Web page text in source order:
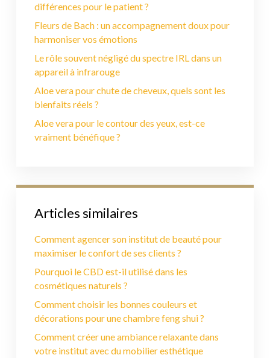
différences pour le patient ?
Fleurs de Bach : un accompagnement doux pour
harmoniser vos émotions
Le rôle souvent négligé du spectre IRL dans un
appareil à infrarouge
Aloe vera pour chute de cheveux, quels sont les
bienfaits réels ?
Aloe vera pour le contour des yeux, est-ce
vraiment bénéfique ?
Articles similaires
Comment agencer son institut de beauté pour
maximiser le confort de ses clients ?
Pourquoi le CBD est-il utilisé dans les
cosmétiques naturels ?
Comment choisir les bonnes couleurs et
décorations pour une chambre feng shui ?
Comment créer une ambiance relaxante dans
votre institut avec du mobilier esthétique